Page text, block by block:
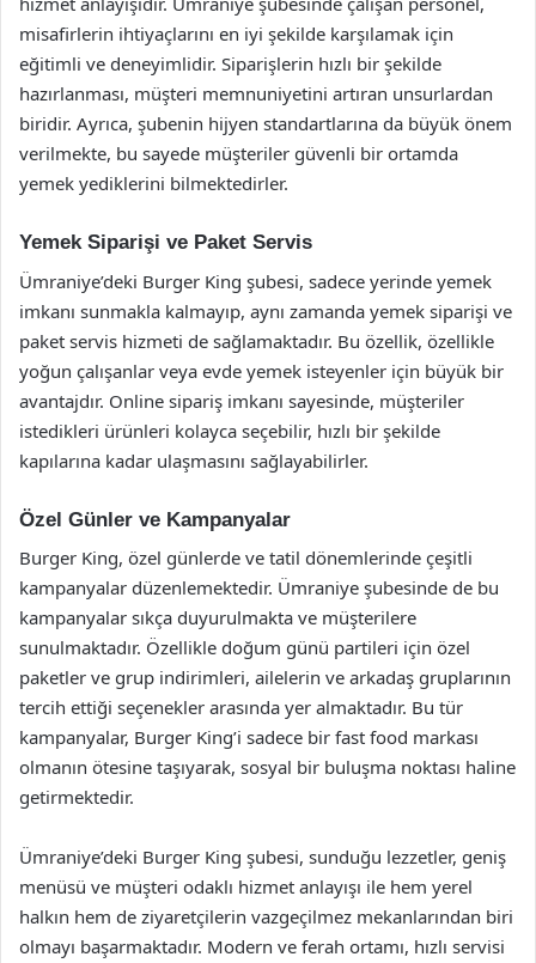
misafirlerin ihtiyaçlarını en iyi şekilde karşılamak için
eğitimli ve deneyimlidir. Siparişlerin hızlı bir şekilde
hazırlanması, müşteri memnuniyetini artıran unsurlardan
biridir. Ayrıca, şubenin hijyen standartlarına da büyük önem
verilmekte, bu sayede müşteriler güvenli bir ortamda
yemek yediklerini bilmektedirler.
Yemek Siparişi ve Paket Servis
Ümraniye’deki Burger King şubesi, sadece yerinde yemek
imkanı sunmakla kalmayıp, aynı zamanda yemek siparişi ve
paket servis hizmeti de sağlamaktadır. Bu özellik, özellikle
yoğun çalışanlar veya evde yemek isteyenler için büyük bir
avantajdır. Online sipariş imkanı sayesinde, müşteriler
istedikleri ürünleri kolayca seçebilir, hızlı bir şekilde
kapılarına kadar ulaşmasını sağlayabilirler.
Özel Günler ve Kampanyalar
Burger King, özel günlerde ve tatil dönemlerinde çeşitli
kampanyalar düzenlemektedir. Ümraniye şubesinde de bu
kampanyalar sıkça duyurulmakta ve müşterilere
sunulmaktadır. Özellikle doğum günü partileri için özel
paketler ve grup indirimleri, ailelerin ve arkadaş gruplarının
tercih ettiği seçenekler arasında yer almaktadır. Bu tür
kampanyalar, Burger King’i sadece bir fast food markası
olmanın ötesine taşıyarak, sosyal bir buluşma noktası haline
getirmektedir.
Ümraniye’deki Burger King şubesi, sunduğu lezzetler, geniş
menüsü ve müşteri odaklı hizmet anlayışı ile hem yerel
halkın hem de ziyaretçilerin vazgeçilmez mekanlarından biri
olmayı başarmaktadır. Modern ve ferah ortamı, hızlı servisi